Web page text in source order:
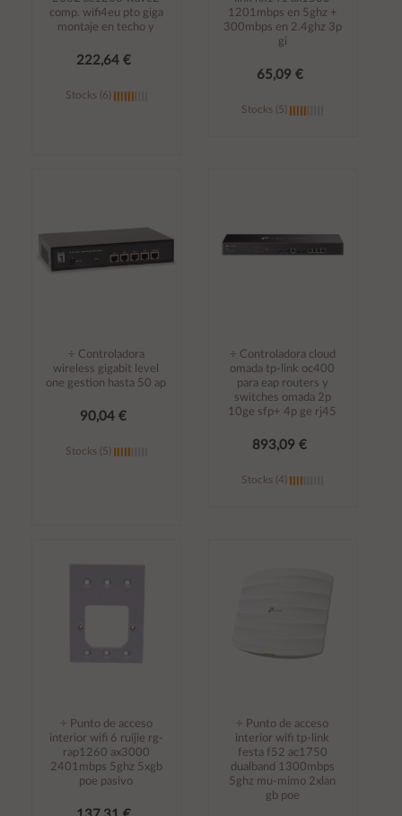
comp. wifi4eu pto giga
montaje en techo y
222,64 €
Stocks (6)
1201mbps en 5ghz +
300mbps en 2.4ghz 3p
gi
65,09 €
Stocks (5)
÷ Controladora
wireless gigabit level
one gestion hasta 50 ap
90,04 €
Stocks (5)
÷ Controladora cloud
omada tp-link oc400
para eap routers y
switches omada 2p
10ge sfp+ 4p ge rj45
893,09 €
Stocks (4)
÷ Punto de acceso
interior wifi 6 ruijie rg-
rap1260 ax3000
2401mbps 5ghz 5xgb
poe pasivo
÷ Punto de acceso
interior wifi tp-link
festa f52 ac1750
dualband 1300mbps
5ghz mu-mimo 2xlan
gb poe